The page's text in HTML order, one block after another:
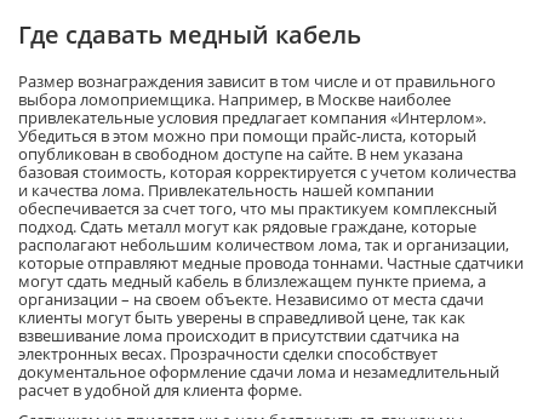
Где сдавать медный кабель
Размер вознаграждения зависит в том числе и от правильного
выбора ломоприемщика. Например, в Москве наиболее
привлекательные условия предлагает компания «Интерлом».
Убедиться в этом можно при помощи прайс-листа, который
опубликован в свободном доступе на сайте. В нем указана
базовая стоимость, которая корректируется с учетом количества
и качества лома. Привлекательность нашей компании
обеспечивается за счет того, что мы практикуем комплексный
подход. Сдать металл могут как рядовые граждане, которые
располагают небольшим количеством лома, так и организации,
которые отправляют медные провода тоннами. Частные сдатчики
могут сдать медный кабель в близлежащем пункте приема, а
организации – на своем объекте. Независимо от места сдачи
клиенты могут быть уверены в справедливой цене, так как
взвешивание лома происходит в присутствии сдатчика на
электронных весах. Прозрачности сделки способствует
документальное оформление сдачи лома и незамедлительный
расчет в удобной для клиента форме.